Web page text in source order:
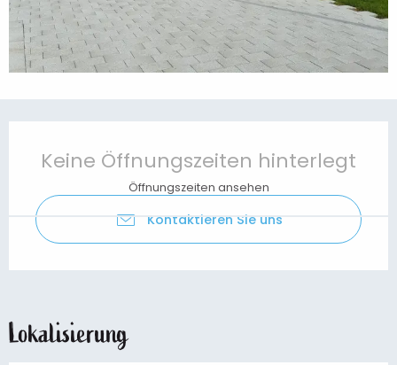
Keine Öffnungszeiten hinterlegt
Öffnungszeiten ansehen
Kontaktieren Sie uns
Lokalisierung